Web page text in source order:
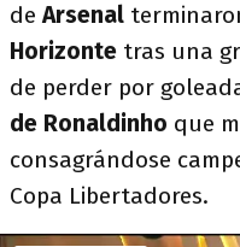
deArsenal
Horizonte tras una
de perder por
de Ronaldinho que
consagrándose
Copa Libertadores.